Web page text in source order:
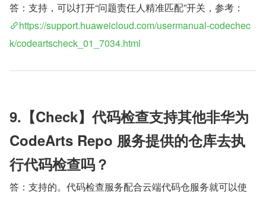
答：支持，可以打开“问题责任人精准匹配”开关，参考：
https://support.huaweicloud.com/usermanual-codechec
k/codeartscheck_01_7034.html
9.【Check】代码检查支持其他非华为
CodeArts Repo 服务提供的仓库去执
行代码检查吗？
答：支持的。代码检查服务配合云端代码仓服务就可以使